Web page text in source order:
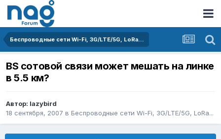
Беспроводные сети Wi-Fi, 3G/LTE/5G, LoRa...
BS сотовой связи может мешать на линке
в 5.5 км?
Автор: lazybird
18 сентября, 2007 в Беспроводные сети Wi-Fi, 3G/LTE/5G, LoRa...